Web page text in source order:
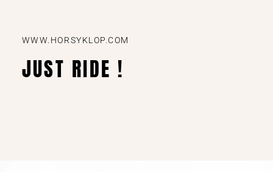
WWW.HORSYKLOP.COM
JUST RIDE !